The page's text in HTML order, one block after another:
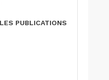
PUBLICATIONS